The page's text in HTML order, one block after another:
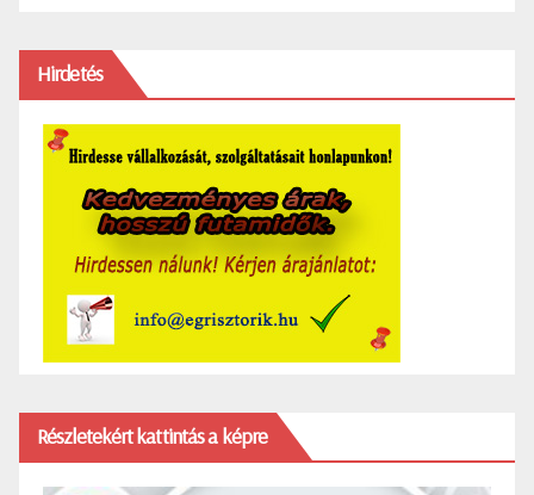
Hirdetés
Részletekért kattintás a képre